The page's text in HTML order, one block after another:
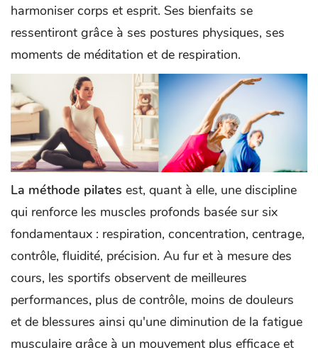
harmoniser corps et esprit. Ses bienfaits se
ressentiront grâce à ses postures physiques, ses
moments de méditation et de respiration.
La méthode pilates est, quant à elle, une discipline
qui renforce les muscles profonds basée sur six
fondamentaux : respiration, concentration, centrage,
contrôle, fluidité, précision. Au fur et à mesure des
cours, les sportifs observent de meilleures
performances, plus de contrôle, moins de douleurs
et de blessures ainsi qu'une diminution de la fatigue
musculaire grâce à un mouvement plus efficace et